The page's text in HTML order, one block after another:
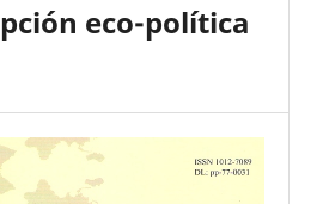
eco-política